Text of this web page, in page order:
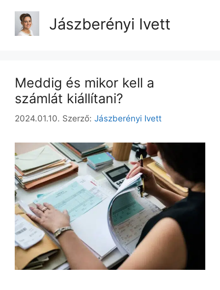
Jászberényi Ivett
Meddig és mikor kell a
számlát kiállítani?
2024.01.10. Szerző: Jászberényi Ivett